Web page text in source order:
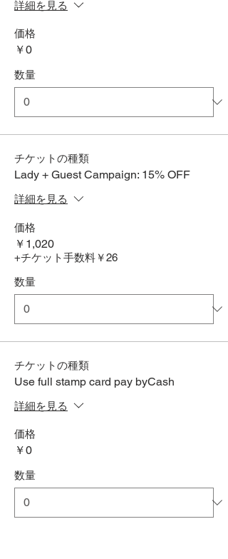
詳細を見る
価格
￥0
数量
チケットの種類
Lady + Guest Campaign: 15% OFF
詳細を見る
価格
￥1,020
+チケット手数料￥26
数量
チケットの種類
Use full stamp card pay byCash
詳細を見る
価格
￥0
数量